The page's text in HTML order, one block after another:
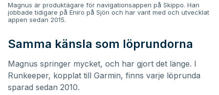
Magnus är produktägare för navigationsappen på Skippo. Han
jobbade tidigare på Eniro på Sjön och har varit med och utvecklat
appen sedan 2015.
Samma känsla som löprundorna
Magnus springer mycket, och har gjort det länge. I
Runkeeper, kopplat till Garmin, finns varje löprunda
sparad sedan 2010.